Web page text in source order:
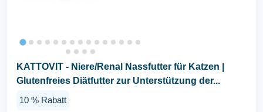
KATTOVIT - Niere/Renal Nassfutter für Katzen |
Glutenfreies Diätfutter zur Unterstützung der...
10 % Rabatt